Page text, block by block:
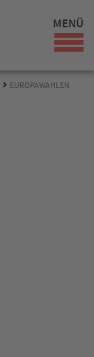
MENÜ
EUROPAWAHLEN